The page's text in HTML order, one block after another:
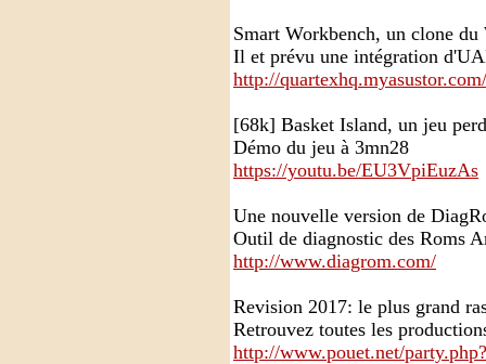
Smart Workbench, un clone
Il et prévu une intégration
http://quartexhq.myasustor.com/
[68k] Basket Island, un jeu
Démo du jeu à 3mn28
https://youtu.be/EU3VpiEuzAs
Une nouvelle version de
Outil de diagnostic des Roms
http://www.diagrom.com/
Revision 2017: le plus grand
Retrouvez toutes les
http://www.pouet.net/